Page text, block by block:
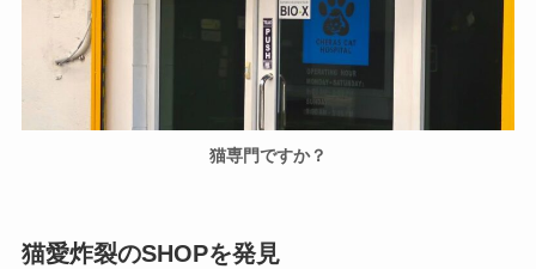
猫専門ですか？
猫愛炸裂のSHOPを発見